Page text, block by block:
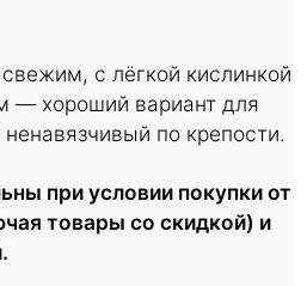
с лёгкой кислинкой
— хороший вариант для
по крепости.
при условии покупки от
товары со скидкой) и